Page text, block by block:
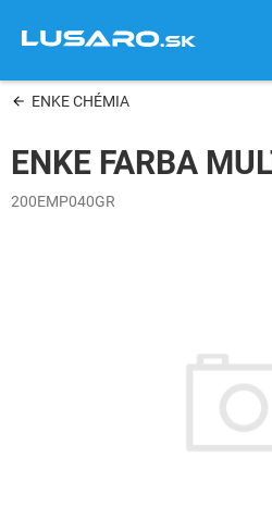
obsah
ENKE CHÉMIA
ENKE FARBA
200EMP040GR